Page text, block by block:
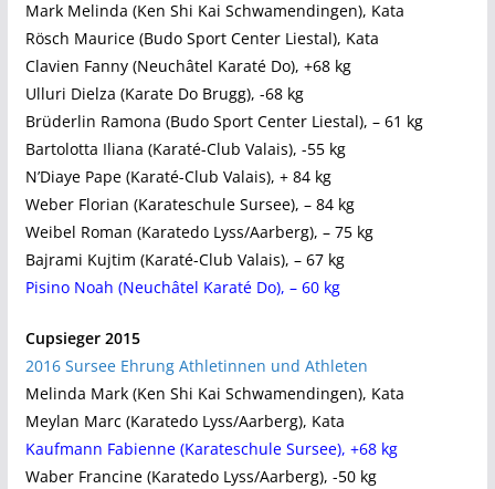
Mark Melinda (Ken Shi Kai Schwamendingen), Kata
Rösch Maurice (Budo Sport Center Liestal), Kata
Clavien Fanny (Neuchâtel Karaté Do), +68 kg
Ulluri Dielza (Karate Do Brugg), -68 kg
Brüderlin Ramona (Budo Sport Center Liestal), – 61 kg
Bartolotta Iliana (Karaté-Club Valais), -55 kg
N’Diaye Pape (Karaté-Club Valais), + 84 kg
Weber Florian (Karateschule Sursee), – 84 kg
Weibel Roman (Karatedo Lyss/Aarberg), – 75 kg
Bajrami Kujtim (Karaté-Club Valais), – 67 kg
Pisino Noah (Neuchâtel Karaté Do), – 60 kg
Cupsieger 2015
2016 Sursee Ehrung Athletinnen und Athleten
Melinda Mark (Ken Shi Kai Schwamendingen), Kata
Meylan Marc (Karatedo Lyss/Aarberg), Kata
Kaufmann Fabienne (Karateschule Sursee), +68 kg
Waber Francine (Karatedo Lyss/Aarberg), -50 kg